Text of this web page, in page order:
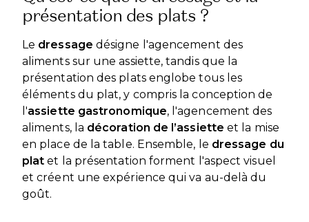
présentation des plats ?
Le dressage désigne l'agencement des
aliments sur une assiette, tandis que la
présentation des plats englobe tous les
éléments du plat, y compris la conception de
l'assiette gastronomique, l'agencement des
aliments, la décoration de l’assiette et la mise
en place de la table. Ensemble, le dressage du
plat et la présentation forment l'aspect visuel
et créent une expérience qui va au-delà du
goût.